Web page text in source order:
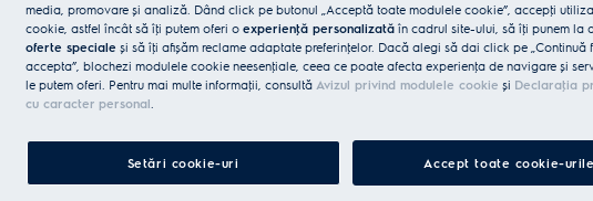
media, promovare și analiză. Dând click pe butonul „Acceptă toate modulele cookie”, accepţi
cookie, astfel încât să îţi putem oferi o experienţă personalizată în cadrul site-ului, să îţi punem la
oferte speciale și să îţi afișăm reclame adaptate preferinţelor. Dacă alegi să dai click pe „Continuă
accepta”, blochezi modulele cookie neesenţiale, ceea ce poate afecta experienţa de navigare și
le putem oferi. Pentru mai multe informaţii, consultă Avizul privind modulele cookie și Declaraţia
cu caracter personal.
Setări cookie-uri Accept toate cookie-urile